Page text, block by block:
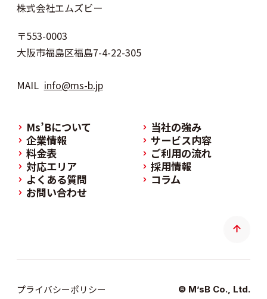
株式会社エムズビー
〒553-0003
大阪市福島区福島7-4-22-305
MAIL info@ms-b.jp
Ms’Bについて
当社の強み
企業情報
サービス内容
料金表
ご利用の流れ
対応エリア
採用情報
よくある質問
コラム
お問い合わせ
プライバシーポリシー © M’sB Co., Ltd.